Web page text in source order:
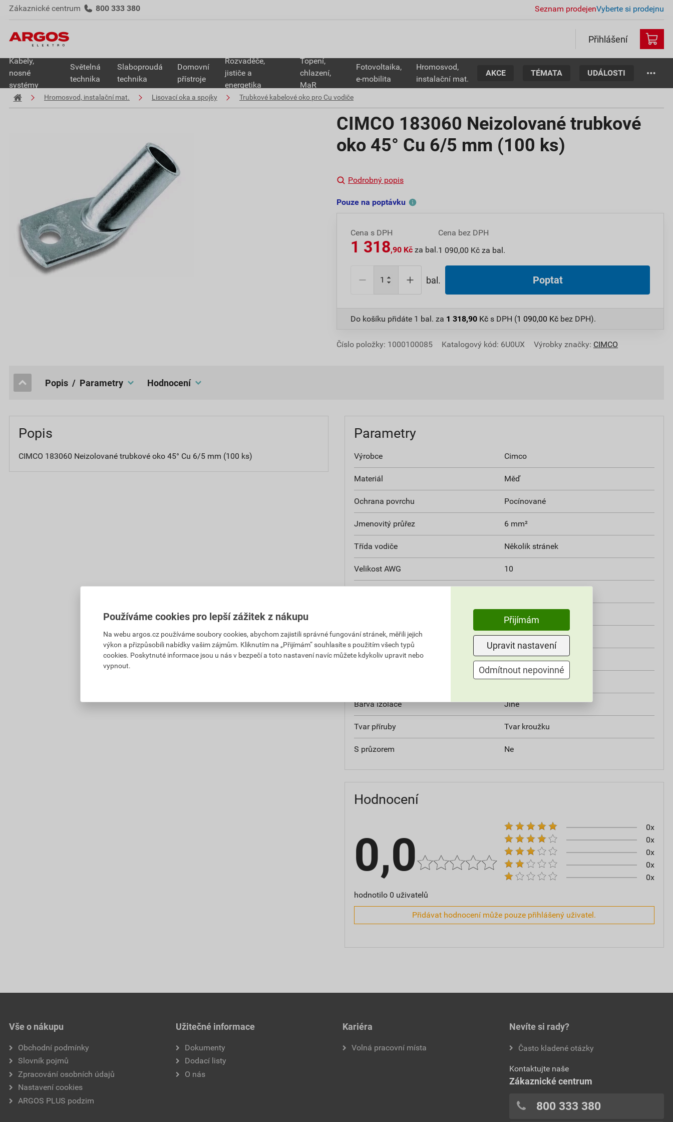
Zákaznické centrum 800 333 380 Seznam prodejenVyberte si prodejnu
Přihlášení
Kabely,
nosné
systémy
Světelná
technika
Slaboproudá
technika
Domovní
přístroje
Rozvaděče,
jističe a
energetika
Topení,
chlazení,
MaR
Fotovoltaika,
e-mobilita
Hromosvod,
instalační mat.
AKCE TÉMATA UDÁLOSTI
Hromosvod, instalační mat. Lisovací oka a spojky Trubkové kabelové oko pro Cu vodiče
CIMCO 183060 Neizolované trubkové
oko 45° Cu 6/5 mm (100 ks)
Podrobný popis
Pouze na poptávku
Cena s DPH
1 318,90 Kč za bal.
Cena bez DPH
1 090,00 Kč za bal.
bal. Poptat
Do košíku přidáte 1 bal. za 1 318,90 Kč s DPH (1 090,00 Kč bez DPH).
Číslo položky: 1000100085 Katalogový kód: 6U0UX Výrobky značky: CIMCO
popis / Parametry hodnocení
Popis
CIMCO 183060 Neizolované trubkové oko 45° Cu 6/5 mm (100 ks)
Parametry
Výrobce Cimco
Materiál Měď
Ochrana povrchu Pocínované
Jmenovitý průřez 6 mm²
Třída vodiče Několik stránek
Velikost AWG 10
Počet upevňovacích otvorů 1
Rozměr šroubu (metrický) 5
45°
Barva izolace Jiné
Tvar příruby Tvar kroužku
S průzorem Ne
Hodnocení
0,0
hodnotilo 0 uživatelů
0x
0x
0x
0x
0x
Přidávat hodnocení může pouze přihlášený uživatel.
Vše o nákupu
Obchodní podmínky
Slovník pojmů
Zpracování osobních údajů
Nastavení cookies
ARGOS PLUS podzim
Užitečné informace
Dokumenty
Dodací listy
O nás
Kariéra
Volná pracovní místa
Nevíte si rady?
Často kladené otázky
Kontaktujte naše
Zákaznické centrum
800 333 380
Používáme cookies pro lepší zážitek z nákupu
Na webu argos.cz používáme soubory cookies, abychom zajistili správné fungování stránek, měřili jejich
výkon a přizpůsobili nabídky vašim zájmům. Kliknutím na „Přijímám“ souhlasíte s použitím všech typů
cookies. Poskytnuté informace jsou u nás v bezpečí a toto nastavení navíc můžete kdykoliv upravit nebo
vypnout.
Přijímám
Upravit nastavení
Odmítnout nepovinné